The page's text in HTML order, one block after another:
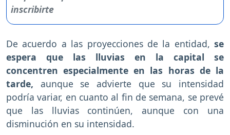
De acuerdo a las proyecciones de la entidad, se
espera que las lluvias en la capital se
concentren especialmente en las horas de la
tarde, aunque se advierte que su intensidad
podría variar, en cuanto al fin de semana, se prevé
que las lluvias continúen, aunque con una
disminución en su intensidad.